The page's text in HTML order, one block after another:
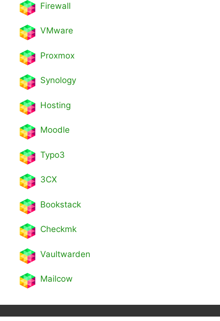
Firewall
VMware
Proxmox
Synology
Hosting
Moodle
Typo3
3CX
Bookstack
Checkmk
Vaultwarden
Mailcow